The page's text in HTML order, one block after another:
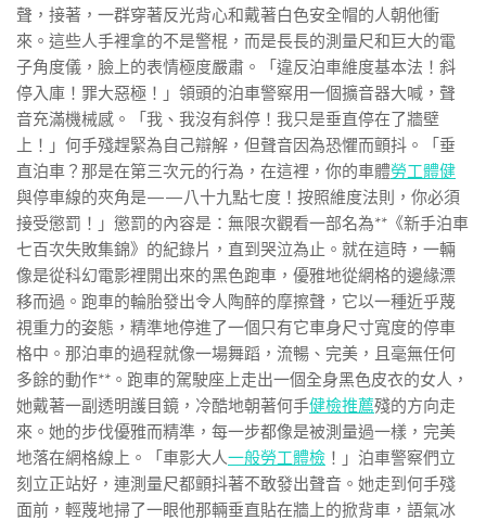
聲，接著，一群穿著反光背心和戴著白色安全帽的人朝他衝
來。這些人手裡拿的不是警棍，而是長長的測量尺和巨大的電
子角度儀，臉上的表情極度嚴肅。「違反泊車維度基本法！斜
停入庫！罪大惡極！」領頭的泊車警察用一個擴音器大喊，聲
音充滿機械感。「我、我沒有斜停！我只是垂直停在了牆壁
上！」何手殘趕緊為自己辯解，但聲音因為恐懼而顫抖。「垂
直泊車？那是在第三次元的行為，在這裡，你的車體勞工體健
與停車線的夾角是——八十九點七度！按照維度法則，你必須
接受懲罰！」懲罰的內容是：無限次觀看一部名為**《新手泊車
七百次失敗集錦》的紀錄片，直到哭泣為止。就在這時，一輛
像是從科幻電影裡開出來的黑色跑車，優雅地從網格的邊緣漂
移而過。跑車的輪胎發出令人陶醉的摩擦聲，它以一種近乎蔑
視重力的姿態，精準地停進了一個只有它車身尺寸寬度的停車
格中。那泊車的過程就像一場舞蹈，流暢、完美，且毫無任何
多餘的動作**。跑車的駕駛座上走出一個全身黑色皮衣的女人，
她戴著一副透明護目鏡，冷酷地朝著何手健檢推薦殘的方向走
來。她的步伐優雅而精準，每一步都像是被測量過一樣，完美
地落在網格線上。「車影大人一般勞工體檢 ！」泊車警察們立
刻立正站好，連測量尺都顫抖著不敢發出聲音。她走到何手殘
面前，輕蔑地掃了一眼他那輛垂直貼在牆上的掀背車，語氣冰